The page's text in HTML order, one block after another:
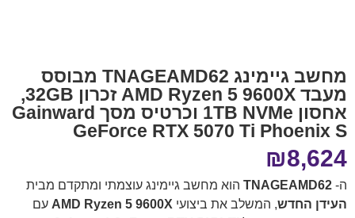
מחשב גיימינג TNAGEAMD62 מבוסס
מעבד AMD Ryzen 5 9600X זכרון 32GB,
אחסון 1TB NVMe וכרטיס מסך Gainward
GeForce RTX 5070 Ti Phoenix S
₪8,624
ה- TNAGEAMD62 הוא מחשב גיימינג עוצמתי ומתקדם מבית
העידן החדש, המשלב את ביצועי AMD Ryzen 5 9600X עם